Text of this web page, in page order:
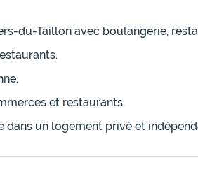
du-Taillon avec boulangerie,
et restaurants.
un logement privé et